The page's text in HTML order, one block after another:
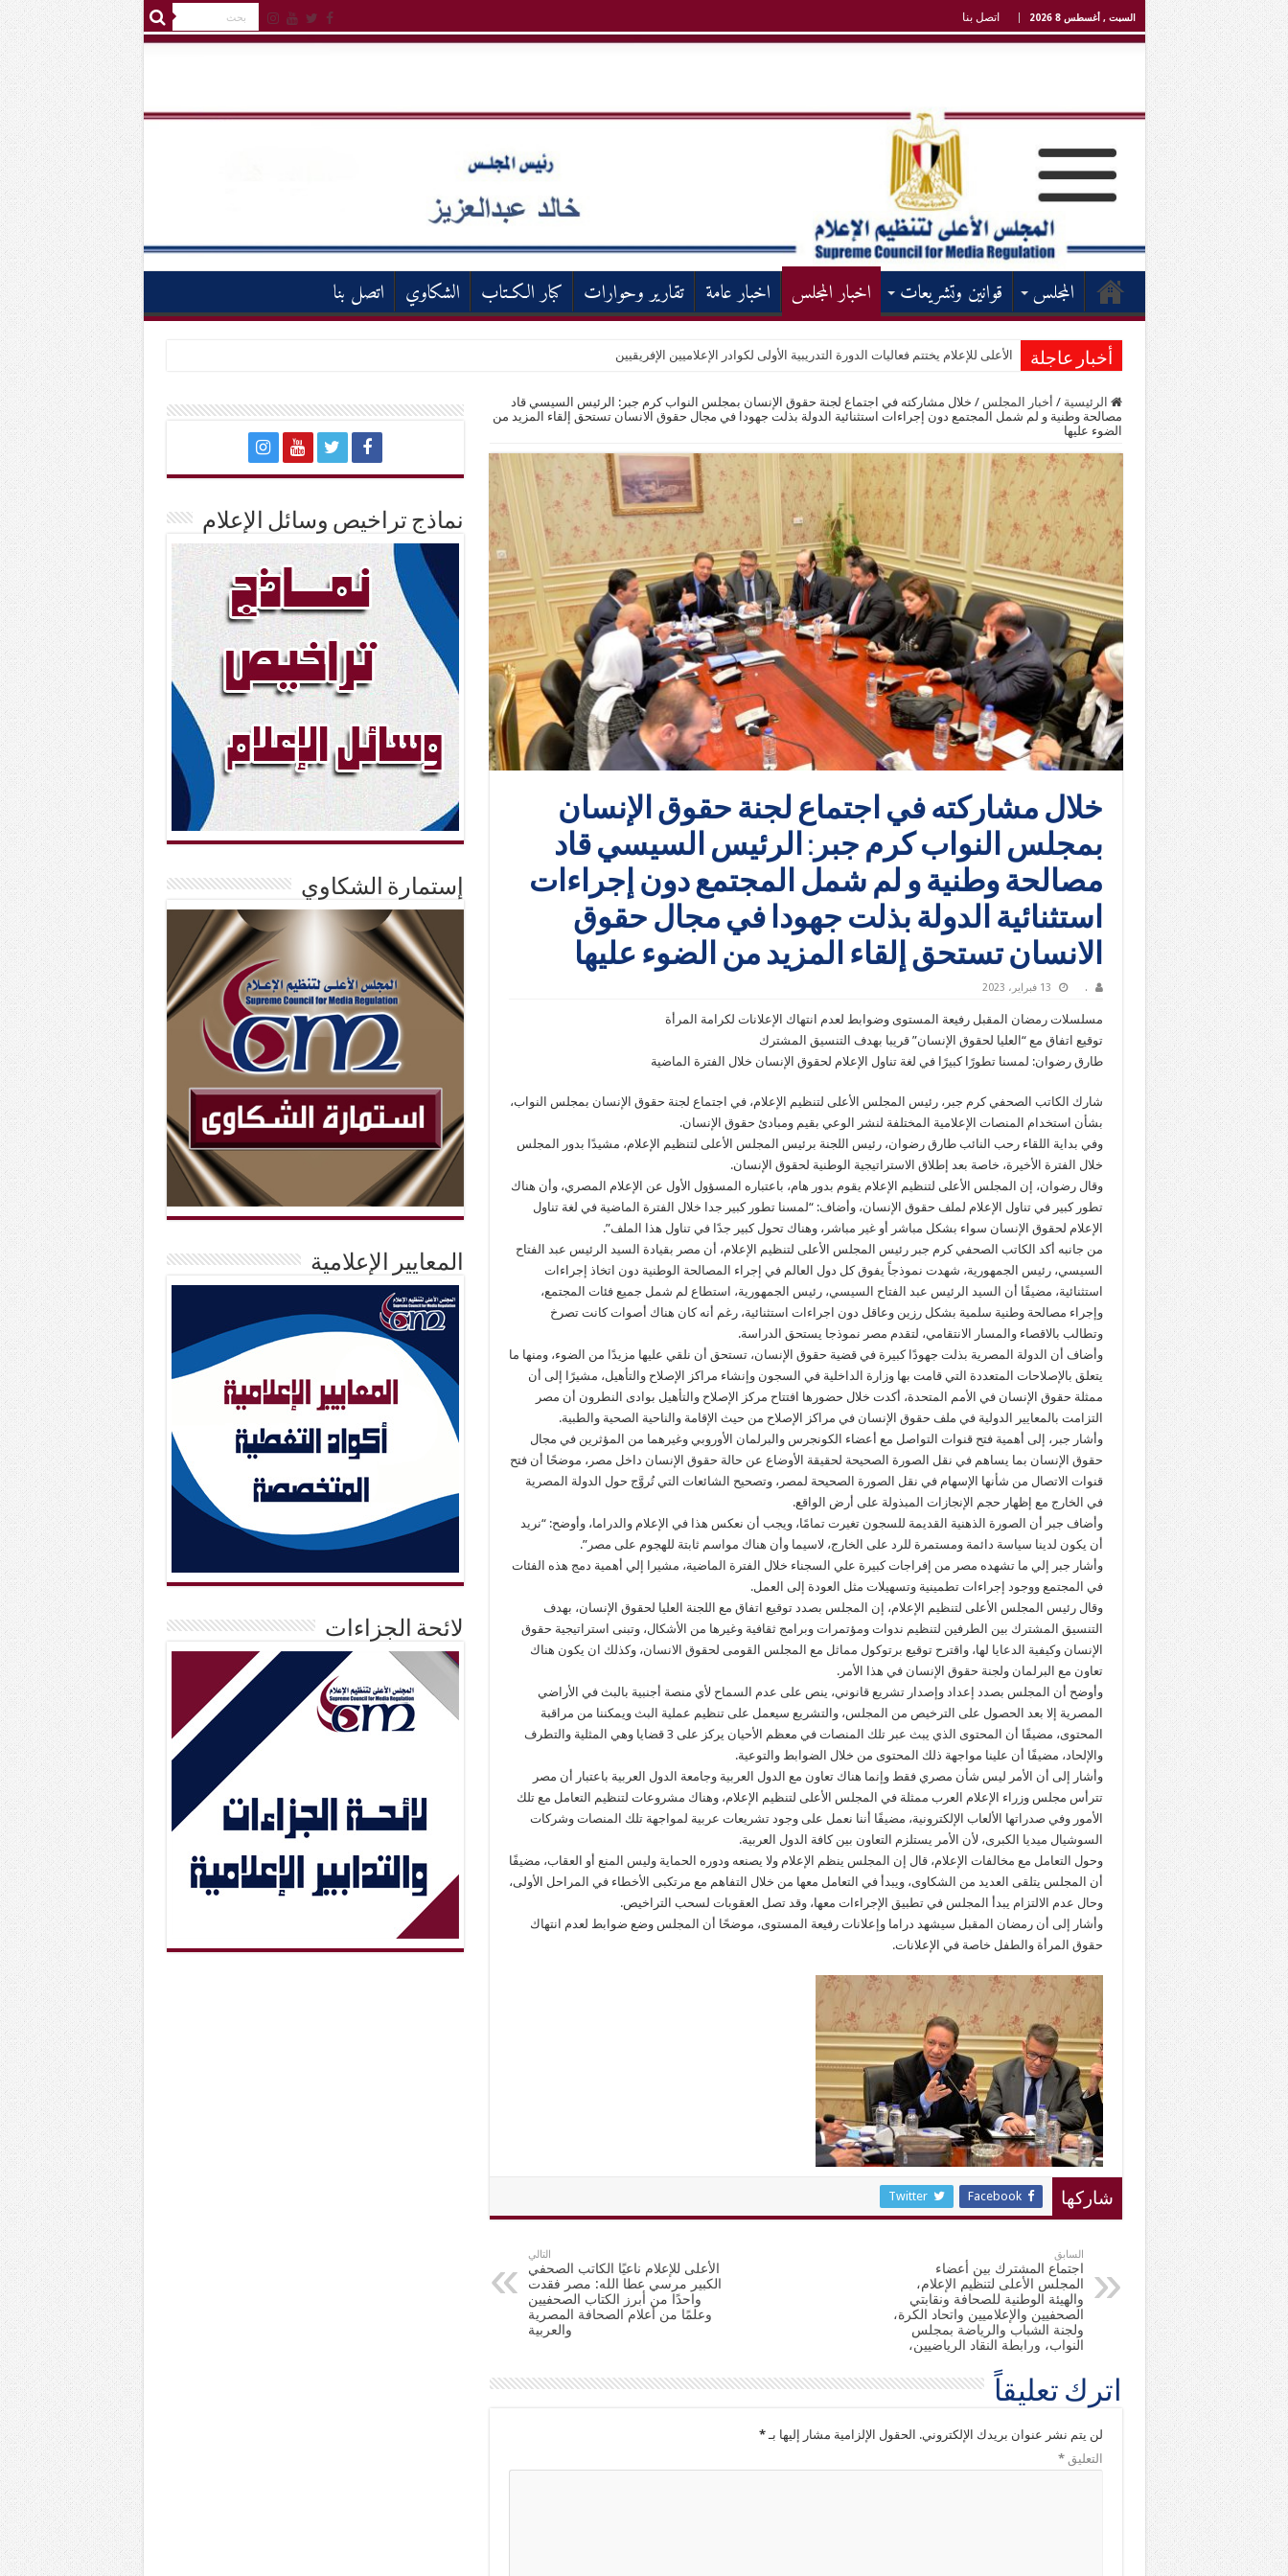
السبت , أغسطس 8 2026 اتصل بنا
المجلس قوانين وتشريعات اخبار المجلس اخبار عامة تقارير وحوارات كبار الكـتاب الشكاوي اتصل بنا
أخبار عاجلة الأعلى للإعلام يختتم فعاليات الدورة التدريبية الأولى لكوادر الإعلاميين الإفريقيين
الرئيسية / أخبار المجلس / خلال مشاركته في اجتماع لجنة حقوق الإنسان بمجلس النواب كرم جبر: الرئيس السيسي قاد
مصالحة وطنية و لم شمل المجتمع دون إجراءات استثنائية الدولة بذلت جهودا في مجال حقوق الانسان تستحق إلقاء المزيد من
الضوء عليها
خلال مشاركته في اجتماع لجنة حقوق الإنسان
بمجلس النواب كرم جبر: الرئيس السيسي قاد
مصالحة وطنية و لم شمل المجتمع دون إجراءات
استثنائية الدولة بذلت جهودا في مجال حقوق
الانسان تستحق إلقاء المزيد من الضوء عليها
. 13 فبراير، 2023
مسلسلات رمضان المقبل رفيعة المستوى وضوابط لعدم انتهاك الإعلانات لكرامة المرأة
توقيع اتفاق مع “العليا لحقوق الإنسان” قريبا بهدف التنسيق المشترك
طارق رضوان: لمسنا تطورًا كبيرًا في لغة تناول الإعلام لحقوق الإنسان خلال الفترة الماضية
شارك الكاتب الصحفي كرم جبر، رئيس المجلس الأعلى لتنظيم الإعلام، في اجتماع لجنة حقوق الإنسان بمجلس النواب،
بشأن استخدام المنصات الإعلامية المختلفة لنشر الوعي بقيم ومبادئ حقوق الإنسان.
وفي بداية اللقاء رحب النائب طارق رضوان، رئيس اللجنة برئيس المجلس الأعلى لتنظيم الإعلام، مشيدًا بدور المجلس
خلال الفترة الأخيرة، خاصة بعد إطلاق الاستراتيجية الوطنية لحقوق الإنسان.
وقال رضوان، إن المجلس الأعلى لتنظيم الإعلام يقوم بدور هام، باعتباره المسؤول الأول عن الإعلام المصري، وأن هناك
تطور كبير في تناول الإعلام لملف حقوق الإنسان، وأضاف: “لمسنا تطور كبير جدا خلال الفترة الماضية في لغة تناول
الإعلام لحقوق الإنسان سواء بشكل مباشر أو غير مباشر، وهناك تحول كبير جدًا في تناول هذا الملف”.
من جانبه أكد الكاتب الصحفي كرم جبر رئيس المجلس الأعلى لتنظيم الإعلام، أن مصر بقيادة السيد الرئيس عبد الفتاح
السيسي، رئيس الجمهورية، شهدت نموذجاً يفوق كل دول العالم في إجراء المصالحة الوطنية دون اتخاذ إجراءات
استثنائية، مضيفًا أن السيد الرئيس عبد الفتاح السيسي، رئيس الجمهورية، استطاع لم شمل جميع فئات المجتمع،
وإجراء مصالحة وطنية سلمية بشكل رزين وعاقل دون اجراءات استثنائية، رغم أنه كان هناك أصوات كانت تصرخ
وتطالب بالاقصاء والمسار الانتقامي، لتقدم مصر نموذجا يستحق الدراسة.
وأضاف أن الدولة المصرية بذلت جهودًا كبيرة في قضية حقوق الإنسان، تستحق أن نلقي عليها مزيدًا من الضوء، ومنها ما
يتعلق بالإصلاحات المتعددة التي قامت بها وزارة الداخلية في السجون وإنشاء مراكز الإصلاح والتأهيل، مشيرًا إلى أن
ممثلة حقوق الإنسان في الأمم المتحدة، أكدت خلال حضورها افتتاح مركز الإصلاح والتأهيل بوادى النطرون أن مصر
التزامت بالمعايير الدولية في ملف حقوق الإنسان في مراكز الإصلاح من حيث الإقامة والناحية الصحية والطبية.
وأشار جبر، إلى أهمية فتح قنوات التواصل مع أعضاء الكونجرس والبرلمان الأوروبي وغيرهما من المؤثرين في مجال
حقوق الإنسان بما يساهم في نقل الصورة الصحيحة لحقيقة الأوضاع عن حالة حقوق الإنسان داخل مصر، موضحًا أن فتح
قنوات الاتصال من شأنها الإسهام في نقل الصورة الصحيحة لمصر، وتصحيح الشائعات التي تُروَّج حول الدولة المصرية
في الخارج مع إظهار حجم الإنجازات المبذولة على أرض الواقع.
وأضاف جبر أن الصورة الذهنية القديمة للسجون تغيرت تمامًا، ويجب أن نعكس هذا في الإعلام والدراما، وأوضح: “نريد
أن يكون لدينا سياسة دائمة ومستمرة للرد على الخارج، لاسيما وأن هناك مواسم ثابتة للهجوم على مصر”.
وأشار جبر إلي ما تشهده مصر من إفراجات كبيرة علي السجناء خلال الفترة الماضية، مشيرا إلي أهمية دمج هذه الفئات
في المجتمع ووجود إجراءات تطمينية وتسهيلات مثل العودة إلى العمل.
وقال رئيس المجلس الأعلى لتنظيم الإعلام، إن المجلس بصدد توقيع اتفاق مع اللجنة العليا لحقوق الإنسان، بهدف
التنسيق المشترك بين الطرفين لتنظيم ندوات ومؤتمرات وبرامج ثقافية وغيرها من الأشكال، وتبنى استراتيجية حقوق
الإنسان وكيفية الدعايا لها، واقترح توقيع برتوكول مماثل مع المجلس القومى لحقوق الانسان، وكذلك ان يكون هناك
تعاون مع البرلمان ولجنة حقوق الإنسان في هذا الأمر.
وأوضح أن المجلس بصدد إعداد وإصدار تشريع قانوني، ينص على عدم السماح لأي منصة أجنبية بالبث في الأراضي
المصرية إلا بعد الحصول على الترخيص من المجلس، والتشريع سيعمل على تنظيم عملية البث ويمكننا من مراقبة
المحتوى، مضيفًا أن المحتوى الذي يبث عبر تلك المنصات في معظم الأحيان يركز على 3 قضايا وهي المثلية والتطرف
والإلحاد، مضيفًا أن علينا مواجهة ذلك المحتوى من خلال الضوابط والتوعية.
وأشار إلى أن الأمر ليس شأن مصري فقط وإنما هناك تعاون مع الدول العربية وجامعة الدول العربية باعتبار أن مصر
تترأس مجلس وزراء الإعلام العرب ممثلة في المجلس الأعلى لتنظيم الإعلام، وهناك مشروعات لتنظيم التعامل مع تلك
الأمور وفي صدراتها الألعاب الإلكترونية، مضيفًا أننا نعمل على وجود تشريعات عربية لمواجهة تلك المنصات وشركات
السوشيال ميديا الكبرى، لأن الأمر يستلزم التعاون بين كافة الدول العربية.
وحول التعامل مع مخالفات الإعلام، قال إن المجلس ينظم الإعلام ولا يصنعه ودوره الحماية وليس المنع أو العقاب، مضيفًا
أن المجلس يتلقى العديد من الشكاوى، ويبدأ في التعامل معها من خلال التفاهم مع مرتكبى الأخطاء في المراحل الأولى،
وحال عدم الالتزام يبدأ المجلس في تطبيق الإجراءات معها، وقد تصل العقوبات لسحب التراخيص.
وأشار إلى أن رمضان المقبل سيشهد دراما وإعلانات رفيعة المستوى، موضحًا أن المجلس وضع ضوابط لعدم انتهاك
حقوق المرأة والطفل خاصة في الإعلانات.
شاركها Facebook
Twitter
السابق
اجتماع المشترك بين أعضاء
المجلس الأعلى لتنظيم الإعلام،
والهيئة الوطنية للصحافة ونقابتي
الصحفيين والإعلاميين واتحاد الكرة،
ولجنة الشباب والرياضة بمجلس
النواب، ورابطة النقاد الرياضيين،
التالي
الأعلى للإعلام ناعيًا الكاتب الصحفي
الكبير مرسي عطا الله: مصر فقدت
واحدًا من أبرز الكتاب الصحفيين
وعلمًا من أعلام الصحافة المصرية
والعربية
اترك تعليقاً
لن يتم نشر عنوان بريدك الإلكتروني. الحقول الإلزامية مشار إليها بـ*
التعليق*
نماذج تراخيص وسائل الإعلام
إستمارة الشكاوي
المعايير الإعلامية
لائحة الجزاءات